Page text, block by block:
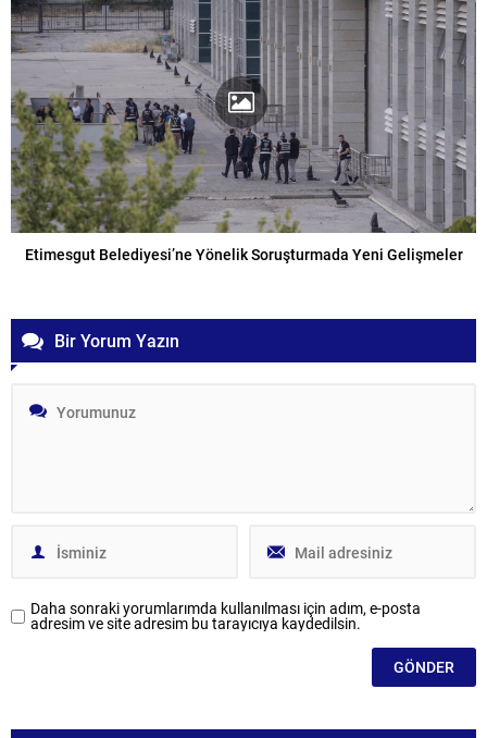
Etimesgut Belediyesi’ne Yönelik Soruşturmada Yeni Gelişmeler
Bir Yorum Yazın
Daha sonraki yorumlarımda kullanılması için adım, e-posta
adresim ve site adresim bu tarayıcıya kaydedilsin.